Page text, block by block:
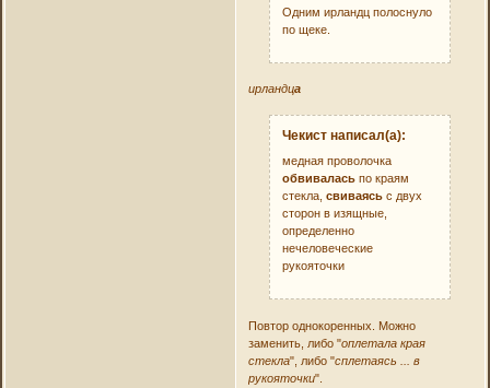
Одним ирландц полоснуло
по щеке.
ирландца
Чекист написал(а):
медная проволочка
обвивалась по краям
стекла,свиваясь с двух
сторон в изящные,
определенно
нечеловеческие
рукояточки
Повтор однокоренных. Можно
заменить, либо "оплетала края
стекла", либо "сплетаясь ... в
рукояточки".